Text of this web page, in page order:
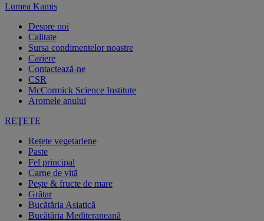
Lumea Kamis
Despre noi
Calitate
Sursa condimentelor noastre
Cariere
Contactează-ne
CSR
McCormick Science Institute
Aromele anului
REŢETE
Rețete vegetariene
Paste
Fel principal
Carne de vită
Pește & fructe de mare
Grătar
Bucătăria Asiatică
Bucătăria Mediteraneană